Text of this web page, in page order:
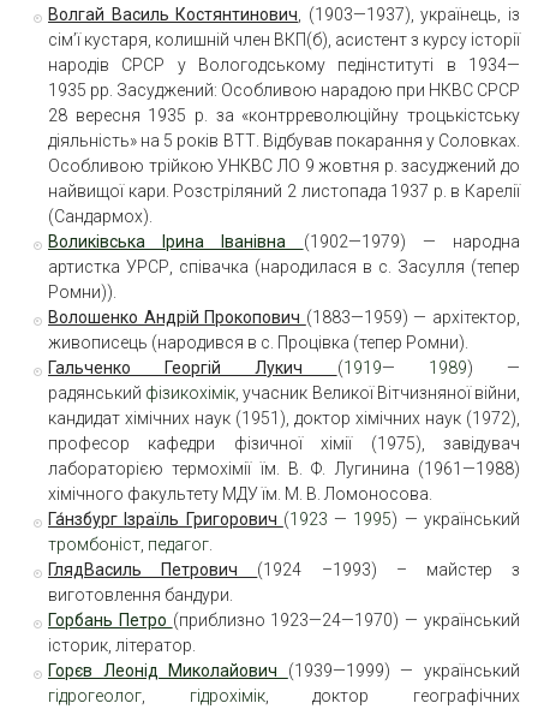
Волгай Василь Костянтинович , (1903—1937), українець, із
сім’ї кустаря, колишній член ВКП(б), асистент з курсу історії
народів СРСР у Вологодському педінституті в 1934—
1935 рр. Засуджений: Особливою нарадою при НКВС СРСР
28 вересня 1935 р. за «контрреволюційну троцькістську
діяльність» на 5 років ВТТ. Відбував покарання у Соловках.
Особливою трійкою УНКВС ЛО 9 жовтня р. засуджений до
найвищої кари. Розстріляний 2 листопада 1937 р. в Карелії
(Сандармох).
Воликівська Ірина Іванівна (1902—1979) — народна
артистка УРСР, співачка (народилася в с. Засулля (тепер
Ромни)).
Волошенко Андрій Прокопович (1883—1959) — архітектор,
живописець (народився в с. Процівка (тепер Ромни).
Гальченко Георгій Лукич (1919— 1989) —
радянський фізикохімік , учасник Великої Вітчизняної війни,
кандидат хімічних наук (1951), доктор хімічних наук (1972),
професор кафедри фізичної хімії (1975), завідувач
лабораторією термохімії їм. В. Ф. Лугинина (1961—1988)
хімічного факультету МДУ їм. М. В. Ломоносова.
Га́нзбург Ізраїль Григорович (1923 — 1995) — український
тромбоніст педагог
ГлядВасиль Петрович (1924 –1993) – майстер з
виготовлення бандури.
Горбань Петро (приблизно 1923—24—1970) — український
історик, літератор.
Горєв Леонід Миколайович (1939—1999) — український
гідрогеолог
гідрохімік, доктор географічних